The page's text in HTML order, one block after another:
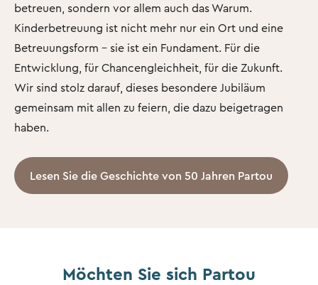
betreuen, sondern vor allem auch das Warum.
Kinderbetreuung ist nicht mehr nur ein Ort und eine
Betreuungsform - sie ist ein Fundament. Für die
Entwicklung, für Chancengleichheit, für die Zukunft.
Wir sind stolz darauf, dieses besondere Jubiläum
gemeinsam mit allen zu feiern, die dazu beigetragen
haben.
Lesen Sie die Geschichte von 50 Jahren Partou
Möchten Sie sich Partou